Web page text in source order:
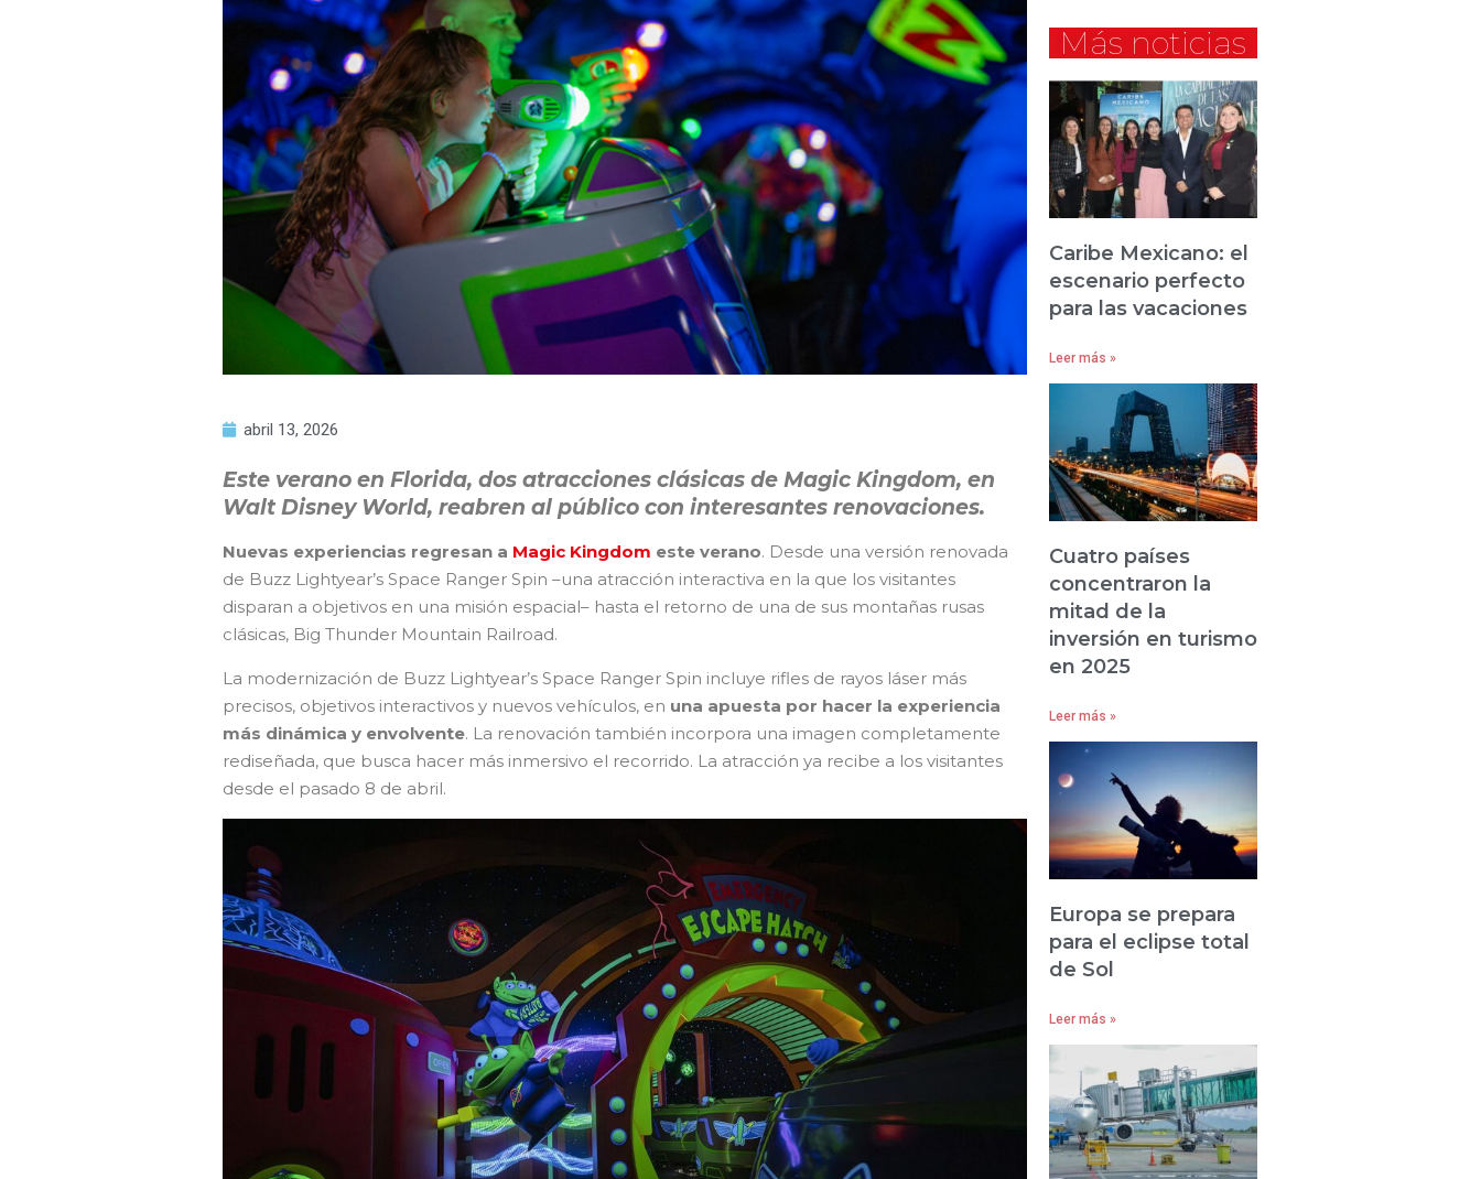
abril 13, 2026
Este verano en Florida, dos atracciones clásicas de Magic Kingdom, en
Walt Disney World, reabren al público con interesantes renovaciones.
Nuevas experiencias regresan a Magic Kingdom este verano. Desde una versión renovada
de Buzz Lightyear’s Space Ranger Spin –una atracción interactiva en la que los visitantes
disparan a objetivos en una misión espacial– hasta el retorno de una de sus montañas rusas
clásicas, Big Thunder Mountain Railroad.
La modernización de Buzz Lightyear’s Space Ranger Spin incluye rifles de rayos láser más
precisos, objetivos interactivos y nuevos vehículos, en una apuesta por hacer la experiencia
más dinámica y envolvente. La renovación también incorpora una imagen completamente
rediseñada, que busca hacer más inmersivo el recorrido. La atracción ya recibe a los visitantes
desde el pasado 8 de abril.
Más noticias
Caribe Mexicano: el
escenario perfecto
para las vacaciones
Leer más »
Cuatro países
concentraron la
mitad de la
inversión en turismo
en 2025
Leer más »
Europa se prepara
para el eclipse total
de Sol
Leer más »